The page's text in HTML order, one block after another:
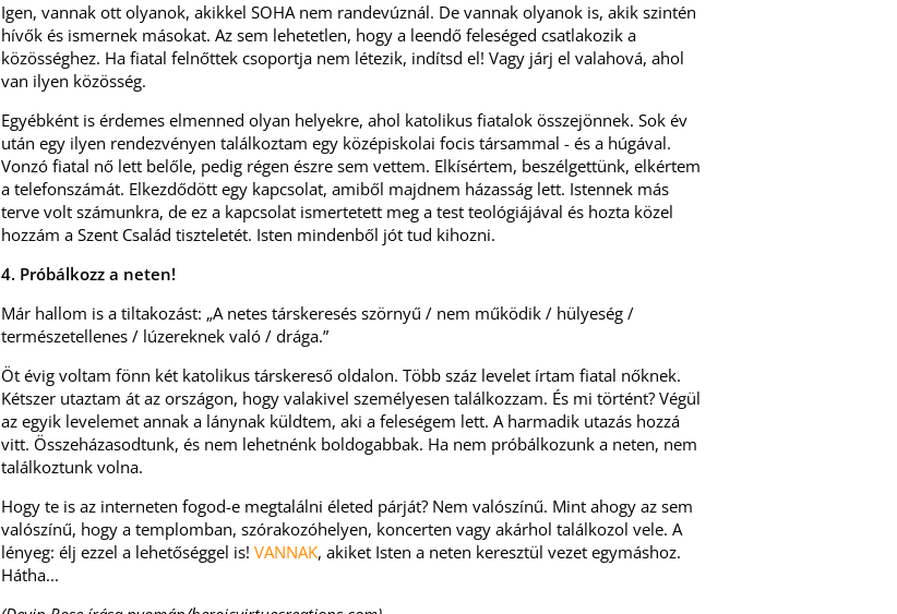
Igen, vannak ott olyanok, akikkel SOHA nem randevúznál. De vannak olyanok is, akik szintén
hívők és ismernek másokat. Az sem lehetetlen, hogy a leendő feleséged csatlakozik a
közösséghez. Ha fiatal felnőttek csoportja nem létezik, indítsd el! Vagy járj el valahová, ahol
van ilyen közösség.
Egyébként is érdemes elmenned olyan helyekre, ahol katolikus fiatalok összejönnek. Sok év
után egy ilyen rendezvényen találkoztam egy középiskolai focis társammal - és a húgával.
Vonzó fiatal nő lett belőle, pedig régen észre sem vettem. Elkísértem, beszélgettünk, elkértem
a telefonszámát. Elkezdődött egy kapcsolat, amiből majdnem házasság lett. Istennek más
terve volt számunkra, de ez a kapcsolat ismertetett meg a test teológiájával és hozta közel
hozzám a Szent Család tiszteletét. Isten mindenből jót tud kihozni.
4. Próbálkozz a neten!
Már hallom is a tiltakozást: „A netes társkeresés szörnyű / nem működik / hülyeség /
természetellenes / lúzereknek való / drága.”
Öt évig voltam fönn két katolikus társkereső oldalon. Több száz levelet írtam fiatal nőknek.
Kétszer utaztam át az országon, hogy valakivel személyesen találkozzam. És mi történt? Végül
az egyik levelemet annak a lánynak küldtem, aki a feleségem lett. A harmadik utazás hozzá
vitt. Összeházasodtunk, és nem lehetnénk boldogabbak. Ha nem próbálkozunk a neten, nem
találkoztunk volna.
Hogy te is az interneten fogod-e megtalálni életed párját? Nem valószínű. Mint ahogy az sem
valószínű, hogy a templomban, szórakozóhelyen, koncerten vagy akárhol találkozol vele. A
lényeg: élj ezzel a lehetőséggel is!VANNAK, akiket Isten a neten keresztül vezet egymáshoz.
Hátha...